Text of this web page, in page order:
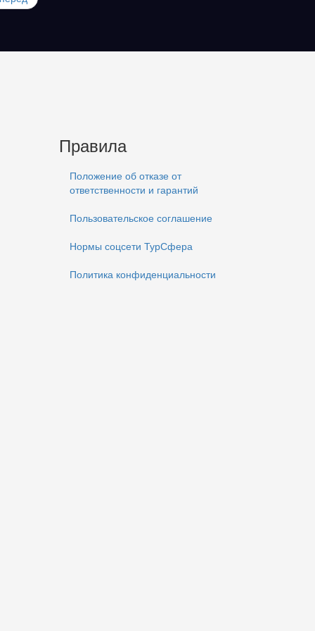
Правила
Положение об отказе от
ответственности и гарантий
Пользовательское соглашение
Нормы соцсети ТурСфера
Политика конфиденциальности